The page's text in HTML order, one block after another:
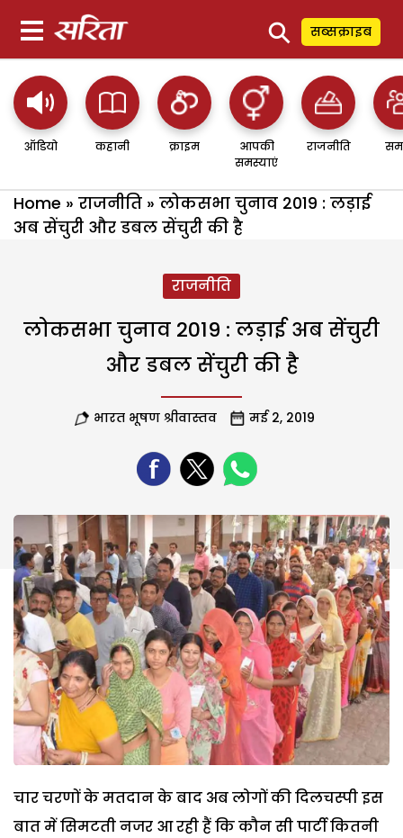
⚲ सब्सक्राइब
ऑडियो कहानी क्राइम
आपकी
समस्याएं
राजनीति
Home » राजनीति » लोकसभा चुनाव 2019 : लड़ाई
अब सेंचुरी और डबल सेंचुरी की है
राजनीति
लोकसभा चुनाव 2019 : लड़ाई अब सेंचुरी
और डबल सेंचुरी की है
भारत भूषण श्रीवास्तव मई 2, 2019
चार चरणों के मतदान के बाद अब लोगों की दिलचस्पी इस
बात में सिमटती नजर आ रही हैं कि कौन सी पार्टी कितनी